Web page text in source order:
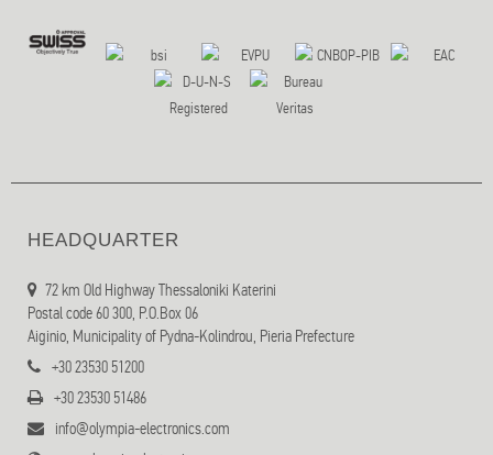
HEADQUARTER
72 km Old Highway Thessaloniki Katerini
Postal code 60 300, P.O.Box 06
Aiginio, Municipality of Pydna-Kolindrou, Pieria Prefecture
+30 23530 51200
+30 23530 51486
info@olympia-electronics.com